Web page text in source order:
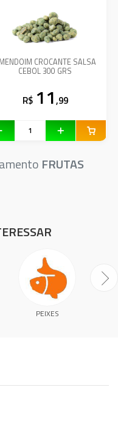
CROCANTE SALSA
CEBOL 300 GRS
R$ 11,99
FRUTAS
PEIXES